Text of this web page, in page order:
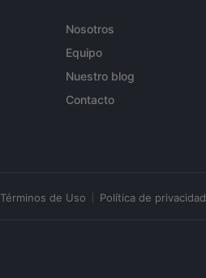
Nosotros
Equipo
Nuestro blog
Contacto
Términos de Uso Política de privacidad